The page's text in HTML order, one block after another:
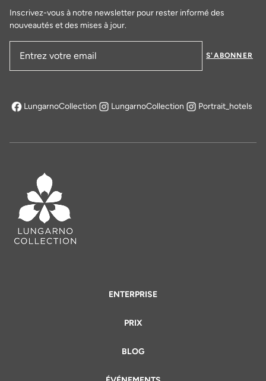
ENTERPRISE
PRIX
BLOG
Inscrivez-vous à notre newsletter pour rester informé des
nouveautés et des mises à jour.
S'ABONNER
LungarnoCollection
s'ouvre dans un nouvel onglet
LungarnoCollection Portrait_hotels